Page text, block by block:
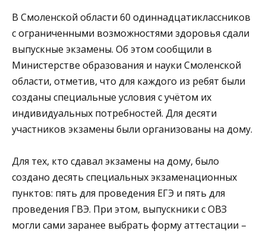
В Смоленской области 60 одиннадцатиклассников
с ограниченными возможностями здоровья сдали
выпускные экзамены. Об этом сообщили в
Министерстве образования и науки Смоленской
области, отметив, что для каждого из ребят были
созданы специальные условия с учётом их
индивидуальных потребностей. Для десяти
участников экзамены были организованы на дому.
Для тех, кто сдавал экзамены на дому, было
создано десять специальных экзаменационных
пунктов: пять для проведения ЕГЭ и пять для
проведения ГВЭ. При этом, выпускники с ОВЗ
могли сами заранее выбрать форму аттестации –